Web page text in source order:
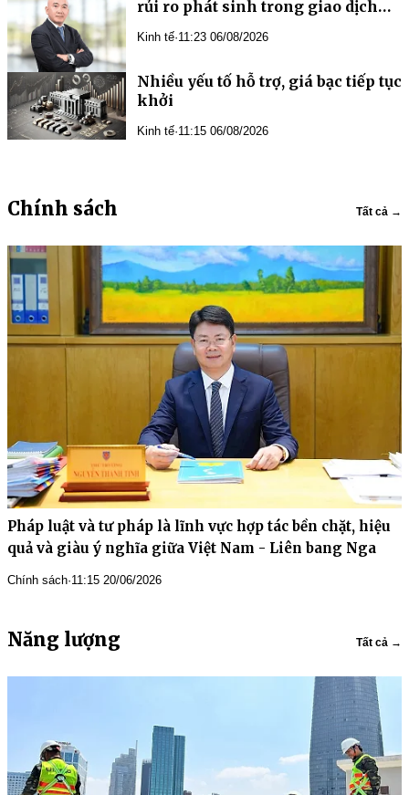
rủi ro phát sinh trong giao dịch
Kinh tế·11:23 06/08/2026
Nhiều yếu tố hỗ trợ, giá bạc tiếp tục
khởi
Kinh tế·11:15 06/08/2026
Chính sách Tất cả →
Pháp luật và tư pháp là lĩnh vực hợp tác bền chặt, hiệu
quả và giàu ý nghĩa giữa Việt Nam - Liên bang Nga
Chính sách·11:15 20/06/2026
Năng lượng Tất cả →